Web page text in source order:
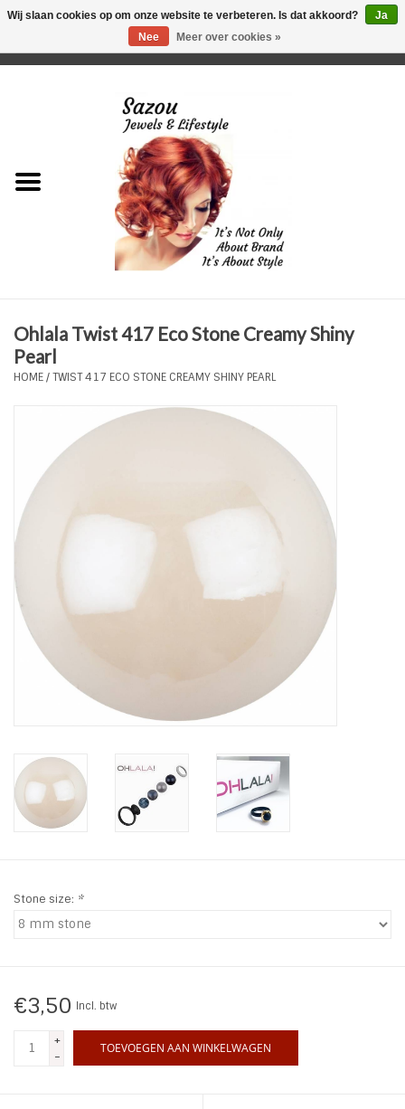
Just for Him
Plus Size Sieraden
Tassen en meer
Haaraccesoires
Zonnebrillen
Fashion
ON THE BEACH
Charmin*s
LIFESTYLE PRODUCTEN
SALE
Ohlala Twist 417 Eco Stone Creamy Shiny
Pearl
HOME/TWIST 417 ECO STONE CREAMY SHINY PEARL
Stone size: *
€3,50 Incl. btw
+
-
TOEVOEGEN AAN WINKELWAGEN
Wij slaan cookies op om onze website te verbeteren. Is dat akkoord?
Ja
Nee
Meer over cookies »